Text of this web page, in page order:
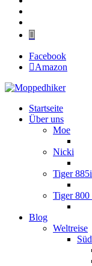
Facebook
Amazon
Startseite
Über uns
Moe
Nicki
Tiger 885i
Tiger
Blog
Weltreise